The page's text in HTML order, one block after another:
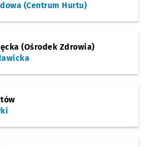
(Centrum Hurtu)
(Ośrodek Zdrowia)